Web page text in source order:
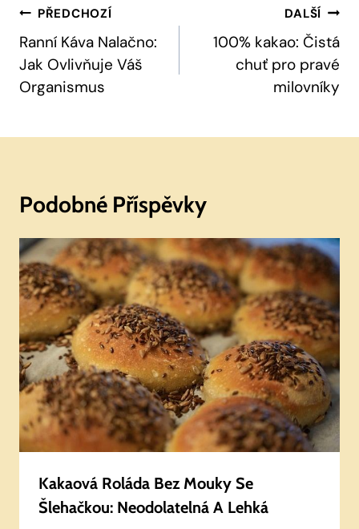
Navigace
Pro
Příspěvek
PŘEDCHOZÍ
Ranní Káva Nalačno:
Jak Ovlivňuje Váš
Organismus
DALŠÍ
100% kakao: Čistá
chuť pro pravé
milovníky
Podobné Příspěvky
Kakaová Roláda Bez Mouky Se
Šlehačkou: Neodolatelná A Lehká